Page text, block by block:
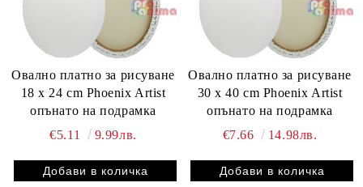
Овално платно за рисуване
18 x 24 cm Phoenix Artist
опънато на подрамка
€5.11
9.99лв.
Овално платно за рисуване
30 x 40 cm Phoenix Artist
опънато на подрамка
€7.66
14.98лв.